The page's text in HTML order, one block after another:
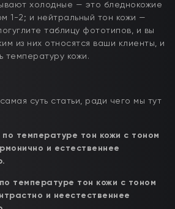
холодные — это бледнокожие
1-2; и нейтральный тон кожи —
таблицу фототипов, и вы
из них относятся ваши клиенты, и
температуру кожи.
суть статьи, ради чего мы тут
температуре тон кожи с тоном
и естественнее
температуре тон кожи с тоном
и неестественнее